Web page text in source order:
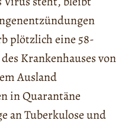
plötzlich eine 58-
Krankenhauses von
Ausland
in Quarantäne
an Tuberkulose und